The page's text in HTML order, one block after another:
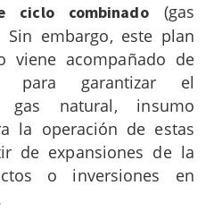
ciclo combinado(gas
Sin embargo, este plan
viene acompañado de
para garantizar el
gas natural, insumo
la operación de estas
de expansiones de la
o inversiones en